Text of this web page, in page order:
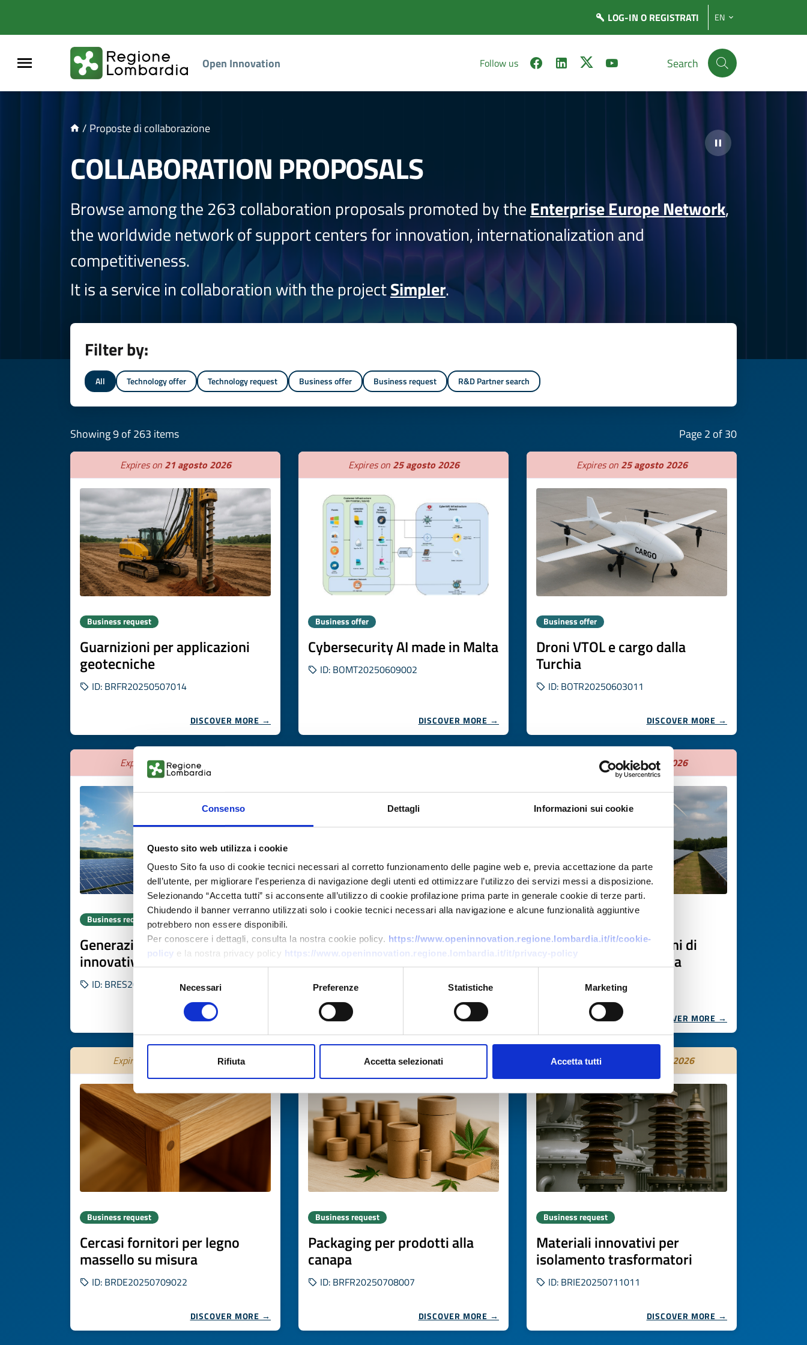
Consenso Dettagli Informazioni sui cookie
Questo sito web utilizza i cookie
Questo Sito fa uso di cookie tecnici necessari al corretto funzionamento delle pagine web e, previa accettazione da parte
dell’utente, per migliorare l’esperienza di navigazione degli utenti ed ottimizzare l’utilizzo dei servizi messi a disposizione.
Selezionando “Accetta tutti” si acconsente all’utilizzo di cookie profilazione prima parte in generale cookie di terze parti.
Chiudendo il banner verranno utilizzati solo i cookie tecnici necessari alla navigazione e alcune funzionalità aggiuntive
potrebbero non essere disponibili.
Per conoscere i dettagli, consulta la nostra cookie policy. https://www.openinnovation.regione.lombardia.it/it/cookie-
policy e la nostra privacy policy https://www.openinnovation.regione.lombardia.it/it/privacy-policy
del
Necessari Preferenze Statistiche Marketing
Rifiuta Accetta selezionati Accetta tutti
LOG-IN O REGISTRATI EN
Open Innovation Follow us Search
/ Proposte di collaborazione
COLLABORATION PROPOSALS
Browse among the 263 collaboration proposals promoted by the Enterprise Europe Network,
the worldwide network of support centers for innovation, internationalization and
competitiveness.
It is a service in collaboration with the projectSimpler.
Filter by:
All Technology offer Technology request Business offer Business request R&D Partner search
Showing 9 of 263 items Page 2 of 30
Expires on 21 agosto 2026
Business request
Guarnizioni per applicazioni
geotecniche
ID: BRFR20250507014
DISCOVER MORE →
Expires on 25 agosto 2026
Business offer
Cybersecurity AI made in Malta
ID: BOMT20250609002
DISCOVER MORE →
Expires on 25 agosto 2026
Business offer
Droni VTOL e cargo dalla
Turchia
ID: BOTR20250603011
DISCOVER MORE →
Expires on25 agosto 2026
Business request
Generazione elettrica
innovativa
ID: BRES20250526002
DISCOVER MORE →
Produttori per alternativa
sostenibile al cioccolato
ID: BRDK20250707001
DISCOVER MORE →
Expires on25 agosto 2026
Componenti per sistemi di
accumulo su larga scala
ID: BRDE20250620013
DISCOVER MORE →
Expires on 15 settembre 2026
Business request
Cercasi fornitori per legno
massello su misura
ID: BRDE20250709022
DISCOVER MORE →
Expires on15 settembre 2026
Business request
Packaging per prodotti alla
canapa
ID: BRFR20250708007
DISCOVER MORE →
Expires on 15 settembre 2026
Business request
Materiali innovativi per
isolamento trasformatori
ID: BRIE20250711011
DISCOVER MORE →